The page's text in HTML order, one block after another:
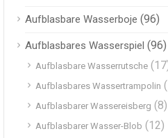
Aufblasbare Wasserboje (96)
Aufblasbares Wasserspiel (96)
Aufblasbare Wasserrutsche
Aufblasbares Wassertrampolin
Aufblasbarer Wassereisberg (8)
Aufblasbarer Wasser-Blob (12)